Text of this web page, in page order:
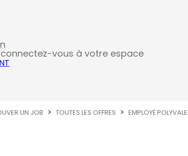
vous à votre espace
UN JOB TOUTES LES OFFRES EMPLOYÉ